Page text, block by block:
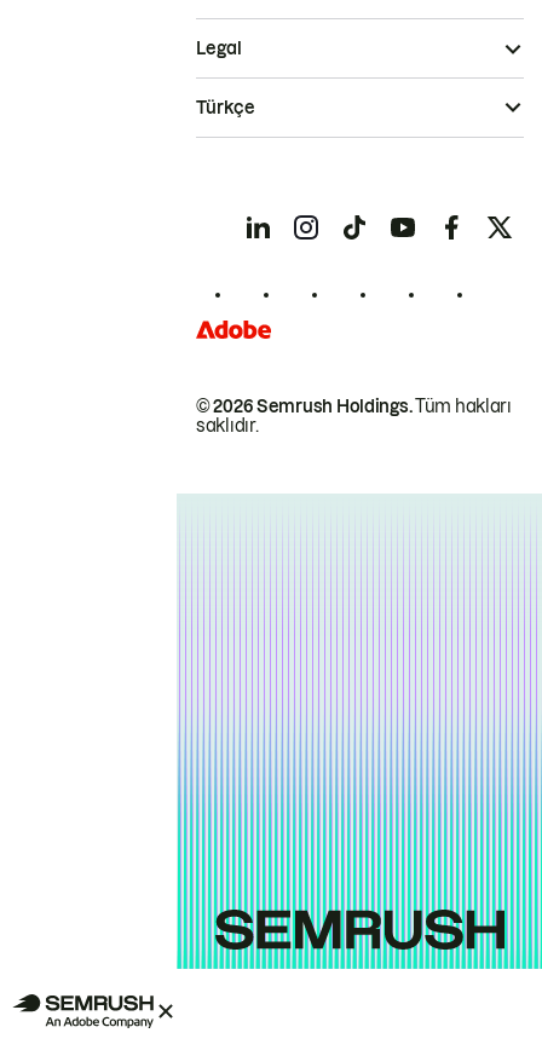
© 2026 Semrush Holdings.Tüm hakları
saklıdır.
Legal
Türkçe